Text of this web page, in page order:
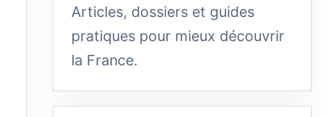
Articles, dossiers et guides
pratiques pour mieux découvrir
la France.